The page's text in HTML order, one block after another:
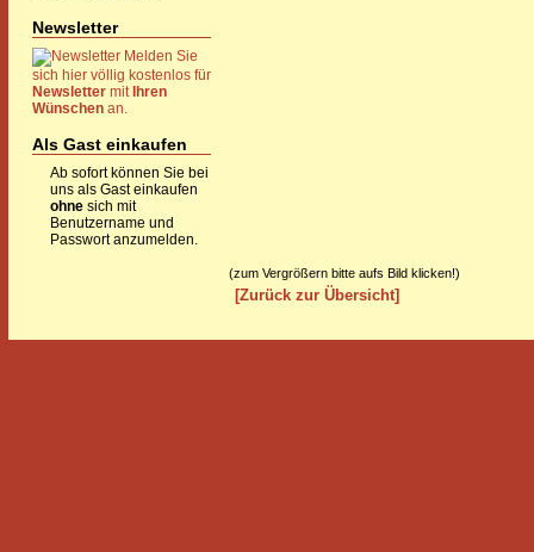
Newsletter
Melden Sie
sich hier völlig kostenlos für
Newsletter mit Ihren
Wünschen an.
Als Gast einkaufen
Ab sofort können Sie bei
uns als Gast einkaufen
ohne sich mit
Benutzername und
Passwort anzumelden.
(zum Vergrößern bitte aufs Bild klicken!)
[Zurück zur Übersicht]